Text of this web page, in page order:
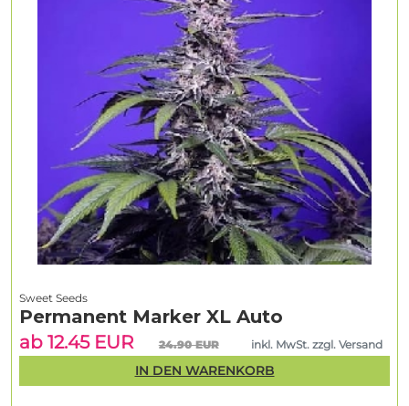
Sweet Seeds
Permanent Marker XL Auto
ab 12.45 EUR
24.90 EUR inkl. MwSt. zzgl. Versand
IN DEN WARENKORB